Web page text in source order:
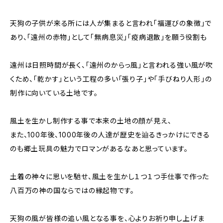
天狗の子供が来る所には人が集まると言われ「福運びの象徴」で
あり、「遠州の赤物」として「無病息災」「疫病退散」を願う役割も
遠州は日照時間が長く、「遠州のからっ風」と言われる強い風が吹
くため、「乾かす」という工程の多い「張り子」や「手びねり人形」の
制作に向いている土地です。
風土を生かし制作する事で本来の土地の顔が見え、
また、100年後、1000年後の人達が歴史を辿るきっかけにできる
のも郷土玩具の魅力でロマンがあるなあと思っています。
土着の神々に思いを馳せ、風土を生かし１つ１つ手仕事で作った
八百万の神の国ならではの縁起物です。
天狗の風が皆様の追い風となる事を、心よりお祈り申し上げま